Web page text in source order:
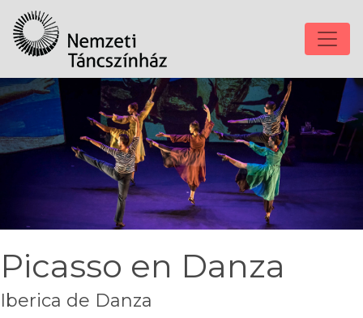
Picasso en Danza
Iberica de Danza